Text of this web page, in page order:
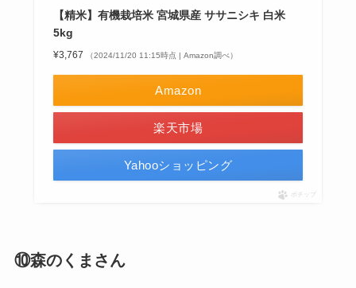
【精米】有機栽培米 宮城県産 ササニシキ 白米
5kg
¥3,767 （2024/11/20 11:15時点 | Amazon調べ）
Amazon
楽天市場
Yahooショッピング
ポチップ
⑩森のくまさん